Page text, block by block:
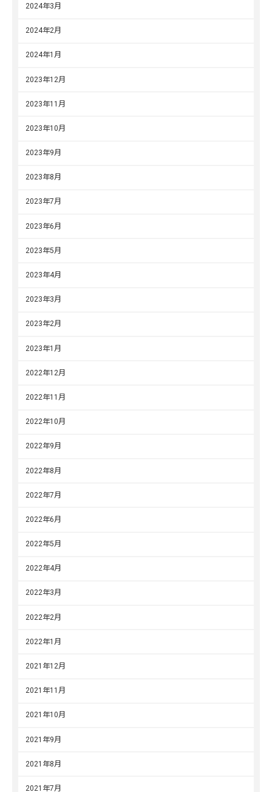
2024年3月
2024年2月
2024年1月
2023年12月
2023年11月
2023年10月
2023年9月
2023年8月
2023年7月
2023年6月
2023年5月
2023年4月
2023年3月
2023年2月
2023年1月
2022年12月
2022年11月
2022年10月
2022年9月
2022年8月
2022年7月
2022年6月
2022年5月
2022年4月
2022年3月
2022年2月
2022年1月
2021年12月
2021年11月
2021年10月
2021年9月
2021年8月
2021年7月